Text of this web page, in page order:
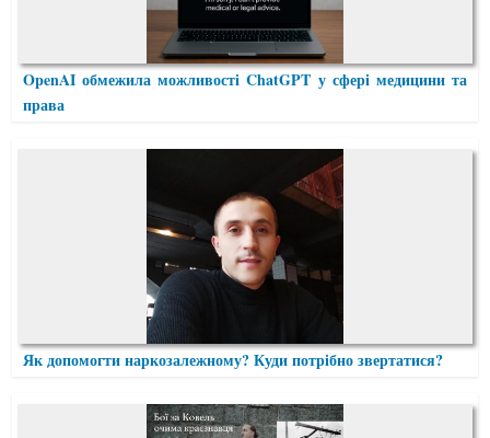
OpenAI обмежила можливості ChatGPT у сфері медицини та
права
Як допомогти наркозалежному? Куди потрібно звертатися?